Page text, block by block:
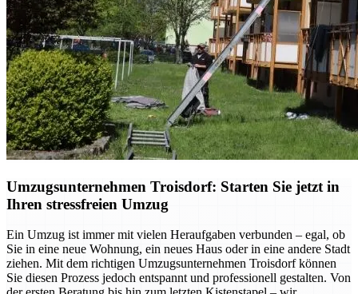
Umzugsunternehmen Troisdorf: Starten Sie jetzt in
Ihren stressfreien Umzug
Ein Umzug ist immer mit vielen Heraufgaben verbunden – egal, ob
Sie in eine neue Wohnung, ein neues Haus oder in eine andere Stadt
ziehen. Mit dem richtigen Umzugsunternehmen Troisdorf können
Sie diesen Prozess jedoch entspannt und professionell gestalten. Von